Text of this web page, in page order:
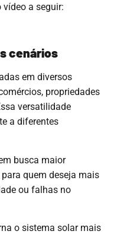
a seguir:
cenários
em diversos
propriedades
versatilidade
a diferentes
busca maior
quem deseja mais
ou falhas no
o sistema solar mais